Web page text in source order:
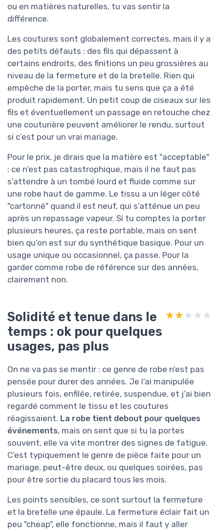
ou en matières naturelles, tu vas sentir la
différence.
Les coutures sont globalement correctes, mais il y a
des petits défauts : des fils qui dépassent à
certains endroits, des finitions un peu grossières au
niveau de la fermeture et de la bretelle. Rien qui
empêche de la porter, mais tu sens que ça a été
produit rapidement. Un petit coup de ciseaux sur les
fils et éventuellement un passage en retouche chez
une couturière peuvent améliorer le rendu, surtout
si c’est pour un vrai mariage.
Pour le prix, je dirais que la matière est "acceptable"
: ce n’est pas catastrophique, mais il ne faut pas
s’attendre à un tombé lourd et fluide comme sur
une robe haut de gamme. Le tissu a un léger côté
"cartonné" quand il est neuf, qui s’atténue un peu
après un repassage vapeur. Si tu comptes la porter
plusieurs heures, ça reste portable, mais on sent
bien qu’on est sur du synthétique basique. Pour un
usage unique ou occasionnel, ça passe. Pour la
garder comme robe de référence sur des années,
clairement non.
Solidité et tenue dans le
temps : ok pour quelques
usages, pas plus
★★★★★
★★★★★
On ne va pas se mentir : ce genre de robe n’est pas
pensée pour durer des années. Je l’ai manipulée
plusieurs fois, enfilée, retirée, suspendue, et j’ai bien
regardé comment le tissu et les coutures
réagissaient. La robe tient debout pour quelques
événements, mais on sent que si tu la portes
souvent, elle va vite montrer des signes de fatigue.
C’est typiquement le genre de pièce faite pour un
mariage, peut-être deux, ou quelques soirées, pas
pour être sortie du placard tous les mois.
Les points sensibles, ce sont surtout la fermeture
et la bretelle une épaule. La fermeture éclair fait un
peu "cheap", elle fonctionne, mais il faut y aller